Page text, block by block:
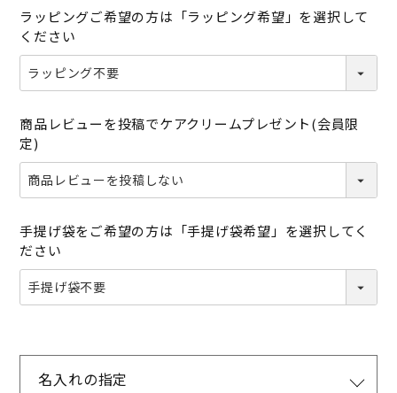
ラッピングご希望の方は「ラッピング希望」を選択して
ください
商品レビューを投稿でケアクリームプレゼント(会員限
定)
手提げ袋をご希望の方は「手提げ袋希望」を選択してく
ださい
名入れの指定